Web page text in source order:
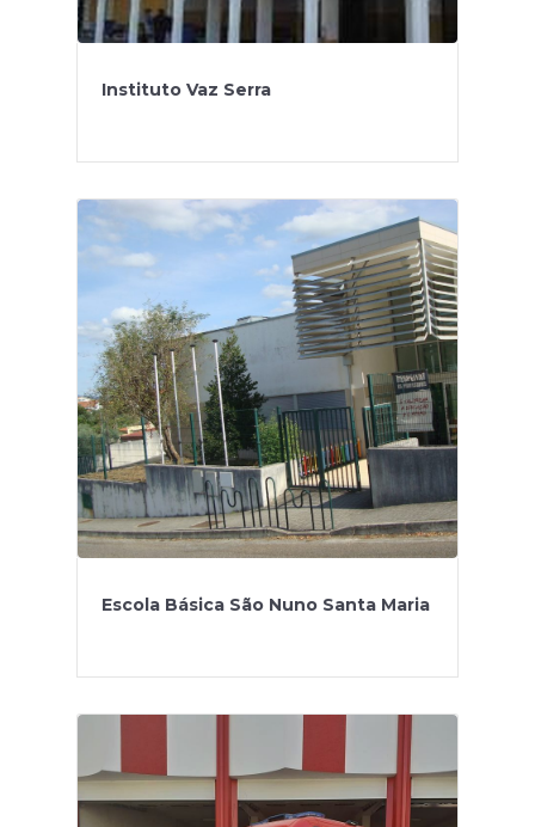
Instituto Vaz Serra
Escola Básica São Nuno Santa Maria